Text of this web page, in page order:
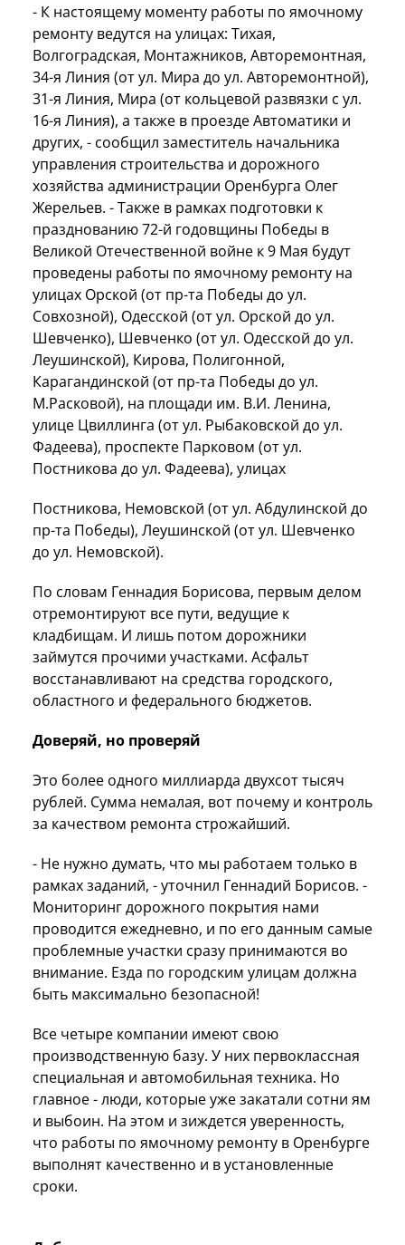
- К настоящему моменту работы по ямочному
ремонту ведутся на улицах: Тихая,
Волгоградская, Монтажников, Авторемонтная,
34-я Линия (от ул. Мира до ул. Авторемонтной),
31-я Линия, Мира (от кольцевой развязки с ул.
16-я Линия), а также в проезде Автоматики и
других, - сообщил заместитель начальника
управления строительства и дорожного
хозяйства администрации Оренбурга Олег
Жерельев. - Также в рамках подготовки к
празднованию 72-й годовщины Победы в
Великой Отечественной войне к 9 Мая будут
проведены работы по ямочному ремонту на
улицах Орской (от пр-та Победы до ул.
Совхозной), Одесской (от ул. Орской до ул.
Шевченко), Шевченко (от ул. Одесской до ул.
Леушинской), Кирова, Полигонной,
Карагандинской (от пр-та Победы до ул.
М.Расковой), на площади им. В.И. Ленина,
улице Цвиллинга (от ул. Рыбаковской до ул.
Фадеева), проспекте Парковом (от ул.
Постникова до ул. Фадеева), улицах
Постникова, Немовской (от ул. Абдулинской до
пр-та Победы), Леушинской (от ул. Шевченко
до ул. Немовской).
По словам Геннадия Борисова, первым делом
отремонтируют все пути, ведущие к
кладбищам. И лишь потом дорожники
займутся прочими участками. Асфальт
восстанавливают на средства городского,
областного и федерального бюджетов.
Доверяй, но проверяй
Это более одного миллиарда двухсот тысяч
рублей. Сумма немалая, вот почему и контроль
за качеством ремонта строжайший.
- Не нужно думать, что мы работаем только в
рамках заданий, - уточнил Геннадий Борисов. -
Мониторинг дорожного покрытия нами
проводится ежедневно, и по его данным самые
проблемные участки сразу принимаются во
внимание. Езда по городским улицам должна
быть максимально безопасной!
Все четыре компании имеют свою
производственную базу. У них первоклассная
специальная и автомобильная техника. Но
главное - люди, которые уже закатали сотни ям
и выбоин. На этом и зиждется уверенность,
что работы по ямочному ремонту в Оренбурге
выполнят качественно и в установленные
сроки.